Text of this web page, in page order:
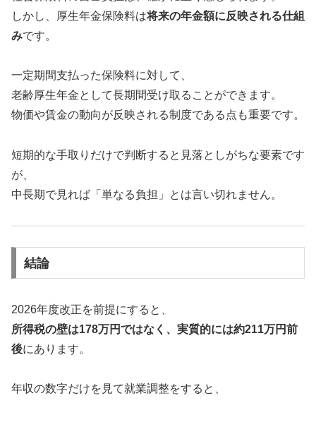
しかし、厚生年金保険料は将来の年金額に反映される仕組
みです。
一定期間支払った保険料に対して、
老齢厚生年金として長期間受け取ることができます。
物価や賃金の動向が反映される制度である点も重要です。
短期的な手取りだけで判断すると見落としがちな要素です
が、
中長期で見れば「単なる負担」とは言い切れません。
結論
2026年度改正を前提にすると、
所得税の壁は178万円ではなく、実質的には約211万円前
後にあります。
年収の数字だけを見て就業調整をすると、